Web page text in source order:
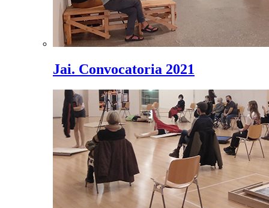
Jai. Convocatoria 2021